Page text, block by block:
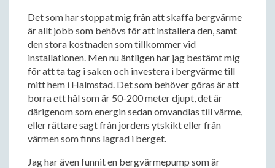
Det som har stoppat mig från att skaffa bergvärme
är allt jobb som behövs för att installera den, samt
den stora kostnaden som tillkommer vid
installationen. Men nu äntligen har jag bestämt mig
för att ta tag i saken och investera i bergvärme till
mitt hem i Halmstad. Det som behöver göras är att
borra ett hål som är 50-200 meter djupt, det är
därigenom som energin sedan omvandlas till värme,
eller rättare sagt från jordens ytskikt eller från
värmen som finns lagrad i berget.
Jag har även funnit en bergvärmepump som är